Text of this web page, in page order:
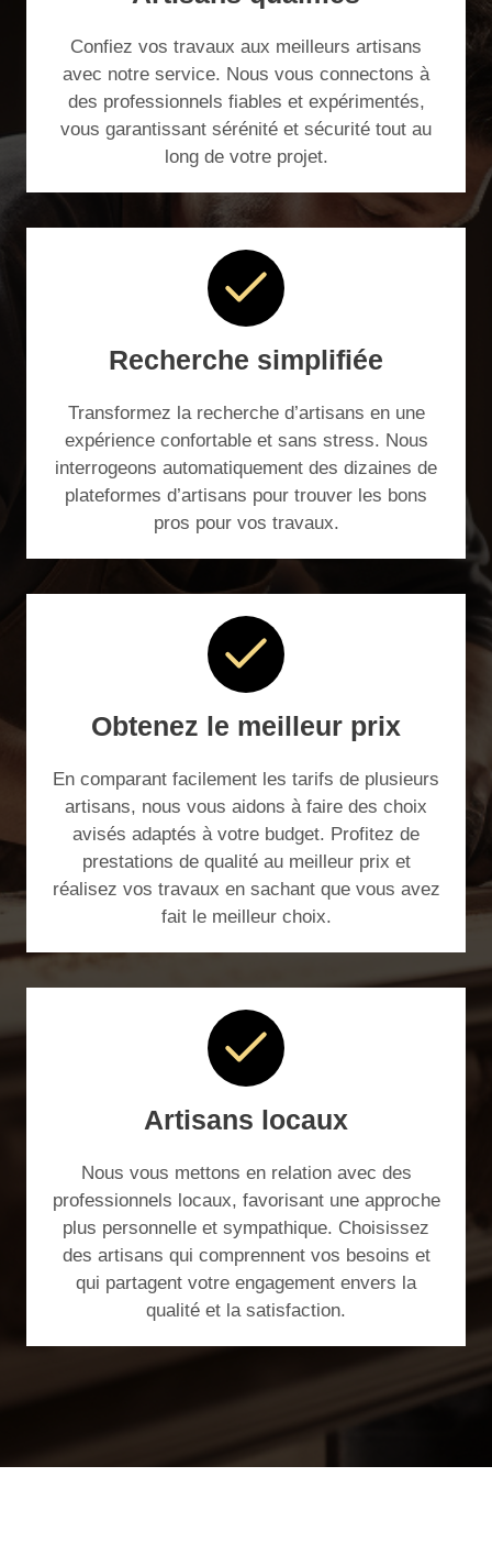
Confiez vos travaux aux meilleurs artisans
avec notre service. Nous vous connectons à
des professionnels fiables et expérimentés,
vous garantissant sérénité et sécurité tout au
long de votre projet.
Recherche simplifiée
Transformez la recherche d’artisans en une
expérience confortable et sans stress. Nous
interrogeons automatiquement des dizaines de
plateformes d’artisans pour trouver les bons
pros pour vos travaux.
Obtenez le meilleur prix
En comparant facilement les tarifs de plusieurs
artisans, nous vous aidons à faire des choix
avisés adaptés à votre budget. Profitez de
prestations de qualité au meilleur prix et
réalisez vos travaux en sachant que vous avez
fait le meilleur choix.
Artisans locaux
Nous vous mettons en relation avec des
professionnels locaux, favorisant une approche
plus personnelle et sympathique. Choisissez
des artisans qui comprennent vos besoins et
qui partagent votre engagement envers la
qualité et la satisfaction.